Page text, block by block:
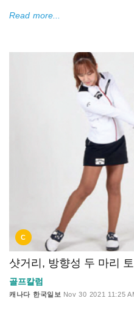
Read more...
C
샷거리, 방향성 두 마리
골프칼럼
캐나다 한국일보 Nov 30 2021 11:25